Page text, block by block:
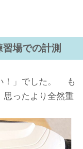
場での計測
！」でした。 も
思ったより全然重